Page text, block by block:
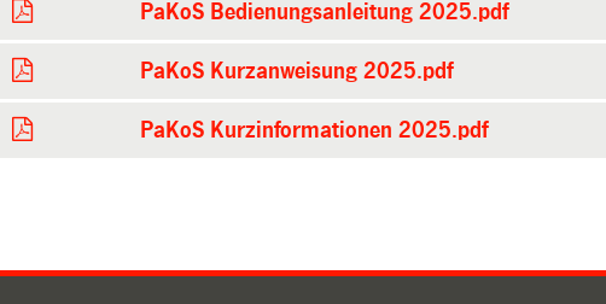
PaKoS Bedienungsanleitung 2025.pdf
PaKoS Kurzanweisung 2025.pdf
PaKoS Kurzinformationen 2025.pdf